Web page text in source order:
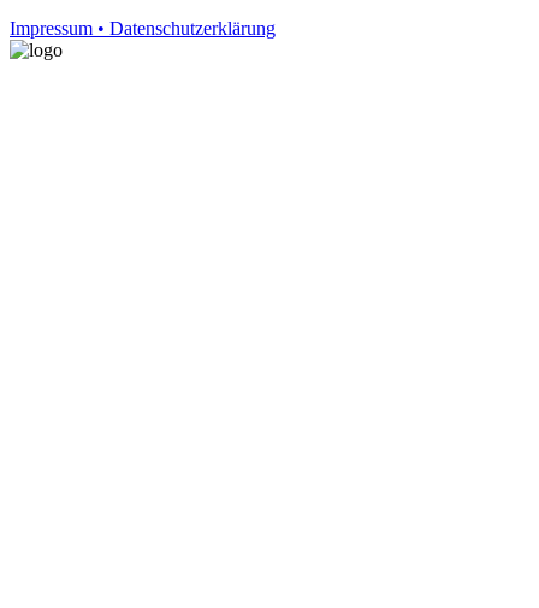
Impressum • Datenschutzerklärung